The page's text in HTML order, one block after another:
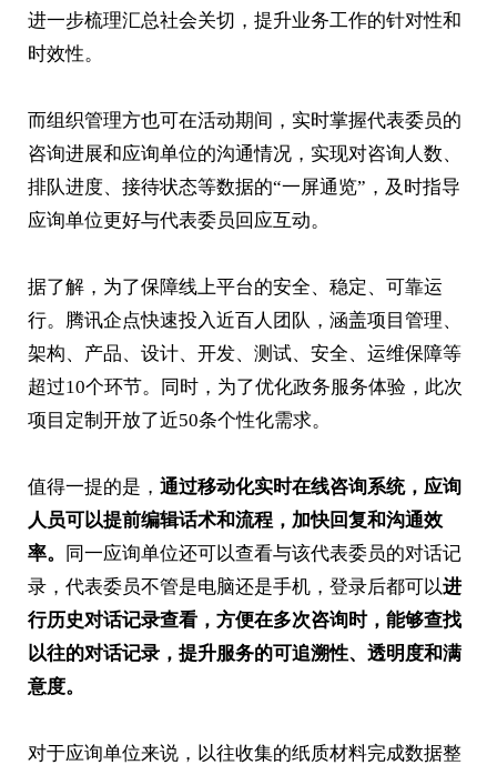
进一步梳理汇总社会关切，提升业务工作的针对性和
时效性。
而组织管理方也可在活动期间，实时掌握代表委员的
咨询进展和应询单位的沟通情况，实现对咨询人数、
排队进度、接待状态等数据的“一屏通览”，及时指导
应询单位更好与代表委员回应互动。
据了解， 为了保障线上平台的安全、稳定、可靠运
行。 腾讯企点快速投入近百人团队，涵盖项目管理、
架构、产品、设计、开发、测试、安全、运维保障等
超过10个环节。同时，为了优化政务服务体验，此次
项目定制开放了近50条个性化需求。
值得一提的是，通过移动化实时在线咨询系统，应询
人员可以提前编辑话术和流程，加快回复和沟通效
率。
同一应询单位还可以查看与该代表委员的对话记
录，代表委员不管是电脑还是手机，登录后都可以进
行历史对话记录查看，方便在多次咨询时，能够查找
以往的对话记录，提升服务的可追溯性、透明度和满
意度。
对于应询单位来说，以往收集的纸质材料完成数据整